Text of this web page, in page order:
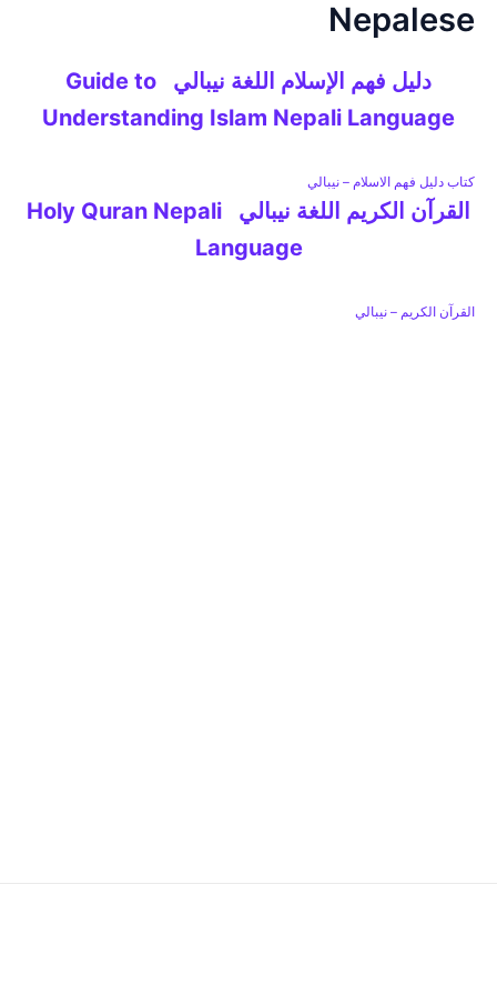
تخطيNepalese
دليل فهم الإسلام اللغة نيبالي Guide to
Understanding Islam Nepali Language
كتاب دليل فهم الاسلام – نيبالي
القرآن الكريم اللغة نيبالي Holy Quran Nepali
Language
القرآن الكريم – نيبالي